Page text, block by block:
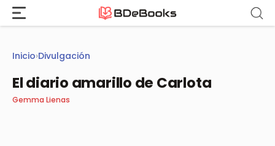
Saltar
contenido
Inicio›Divulgación
El diario amarillo de Carlota
Gemma Lienas